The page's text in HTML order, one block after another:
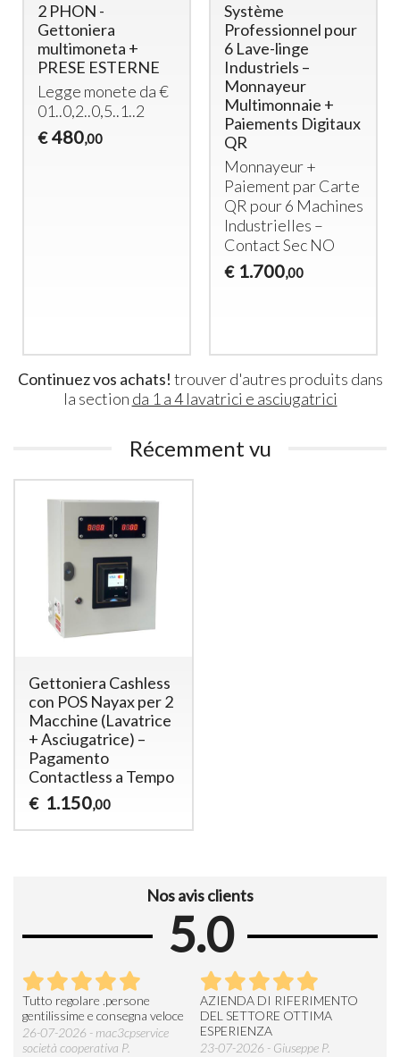
2 PHON -
Gettoniera
multimoneta +
PRESE ESTERNE
Legge monete da €
01..0,2..0,5..1..2
€ 480,00
Système
Professionnel pour
6 Lave-linge
Industriels –
Monnayeur
Multimonnaie +
Paiements Digitaux
QR
Monnayeur +
Paiement par Carte
QR pour 6 Machines
Industrielles –
Contact Sec NO
€ 1.700,00
Continuez vos achats! trouver d'autres produits dans
la section da 1 a 4 lavatrici e asciugatrici
Récemment vu
Gettoniera Cashless
con POS Nayax per 2
Macchine (Lavatrice
+ Asciugatrice) –
Pagamento
Contactless a Tempo
€ 1.150,00
Nos avis clients
5.0
Tutto regolare .persone
gentilissime e consegna veloce
26-07-2026 - mac3cpservice
società cooperativa P.
AZIENDA DI RIFERIMENTO
DEL SETTORE OTTIMA
ESPERIENZA
23-07-2026 - Giuseppe P.